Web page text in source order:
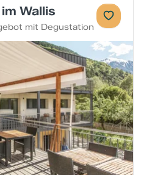
Wallis
mit Degustation